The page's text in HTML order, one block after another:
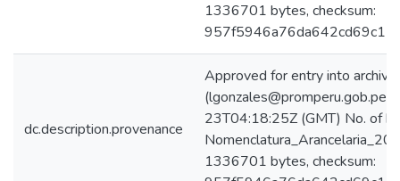
1336701 bytes, checksum:
dc.description.provenance
Approved for entry into
23T04:18:25Z (GMT) No. of
1336701 bytes, checksum: